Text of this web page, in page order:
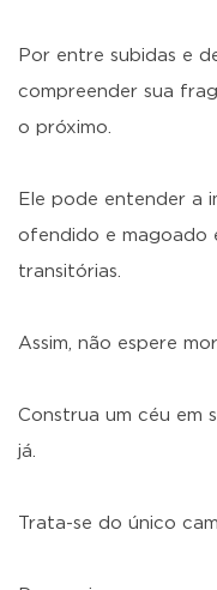
Por entre subidas e
compreender sua
o próximo.
Ele pode entender a
ofendido e magoado
transitórias.
Assim, não espere
Construa um céu em
já.
Trata-se do único